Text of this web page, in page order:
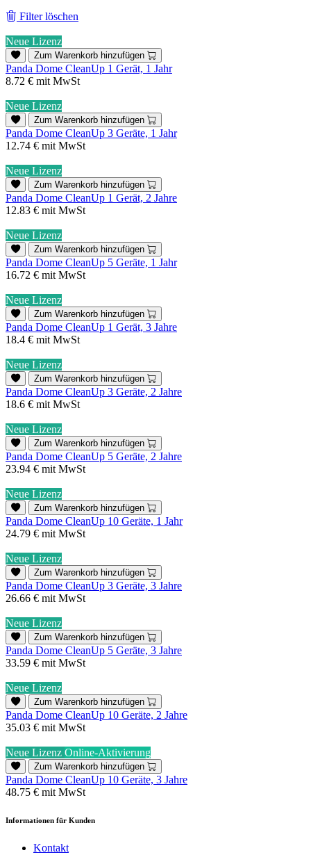
Filter löschen
Neue Lizenz
Zum Warenkorb hinzufügen
Panda Dome CleanUp 1 Gerät, 1 Jahr
8.72 € mit MwSt
Neue Lizenz
Zum Warenkorb hinzufügen
Panda Dome CleanUp 3 Geräte, 1 Jahr
12.74 € mit MwSt
Neue Lizenz
Zum Warenkorb hinzufügen
Panda Dome CleanUp 1 Gerät, 2 Jahre
12.83 € mit MwSt
Neue Lizenz
Zum Warenkorb hinzufügen
Panda Dome CleanUp 5 Geräte, 1 Jahr
16.72 € mit MwSt
Neue Lizenz
Zum Warenkorb hinzufügen
Panda Dome CleanUp 1 Gerät, 3 Jahre
18.4 € mit MwSt
Neue Lizenz
Zum Warenkorb hinzufügen
Panda Dome CleanUp 3 Geräte, 2 Jahre
18.6 € mit MwSt
Neue Lizenz
Zum Warenkorb hinzufügen
Panda Dome CleanUp 5 Geräte, 2 Jahre
23.94 € mit MwSt
Neue Lizenz
Zum Warenkorb hinzufügen
Panda Dome CleanUp 10 Geräte, 1 Jahr
24.79 € mit MwSt
Neue Lizenz
Zum Warenkorb hinzufügen
Panda Dome CleanUp 3 Geräte, 3 Jahre
26.66 € mit MwSt
Neue Lizenz
Zum Warenkorb hinzufügen
Panda Dome CleanUp 5 Geräte, 3 Jahre
33.59 € mit MwSt
Neue Lizenz
Zum Warenkorb hinzufügen
Panda Dome CleanUp 10 Geräte, 2 Jahre
35.03 € mit MwSt
Neue Lizenz Online-Aktivierung
Zum Warenkorb hinzufügen
Panda Dome CleanUp 10 Geräte, 3 Jahre
48.75 € mit MwSt
Informationen für Kunden
Kontakt